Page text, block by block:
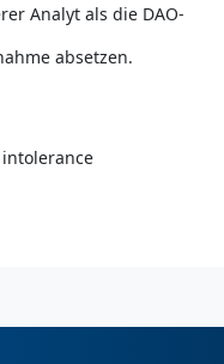
Analyt als die DAO-
absetzen.